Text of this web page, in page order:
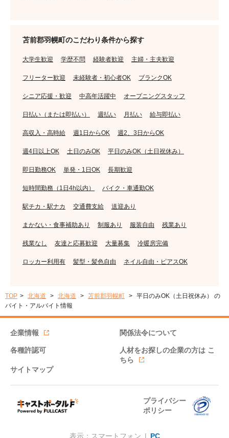
苫前郡羽幌町のこだわり条件から探す
大学生歓迎 学歴不問 経験者歓迎 主婦・主夫歓迎
フリーター歓迎 未経験者・初心者OK ブランクOK
シニア応援・歓迎 中高年活躍中 オープニングスタッフ
日払い（または即払い） 週払い 月払い 給与即払い
高収入・高時給 週1日からOK 週2、3日からOK
週4日以上OK 土日のみOK 平日のみOK（土日祝休み）
即日勤務OK 単発・1日OK 長期歓迎
短時間勤務（1日4h以内） バイク・車通勤OK
駅チカ・駅ナカ 交通費支給 送迎あり
まかない・食事補助あり 制服あり 服装自由 残業あり
残業なし 友達と応募歓迎 大量募集 冷暖房完備
ロッカー利用有 髪型・髪色自由 ネイル自由・ピアスOK
TOP 北海道 北海道 苫前郡羽幌町
平日のみOK（土日祝休み） の
バイト・アルバイト情報
企業情報 関係法令について
各種許認可 人材をお探しの企業の方は こ
ちら
サイトマップ
プライバシー
ポリシー
表示：スマートフォン | PC